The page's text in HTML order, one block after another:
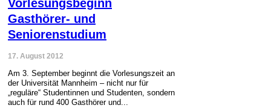
Vorlesungsbeginn
Gasthörer- und
Seniorenstudium
17. August 2012
Am 3. September beginnt die Vorlesungszeit an
der Universität Mannheim – nicht nur für
„reguläre“ Studentinnen und Studenten, sondern
auch für rund 400 Gasthörer und...